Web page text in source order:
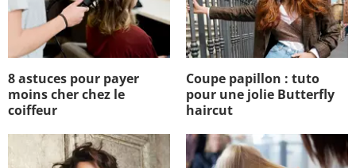
8 astuces pour payer
moins cher chez le
coiffeur
Coupe papillon : tuto
pour une jolie Butterfly
haircut